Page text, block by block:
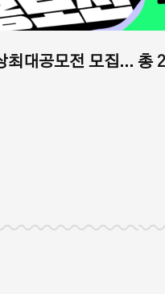
최대공모전 모집... 총